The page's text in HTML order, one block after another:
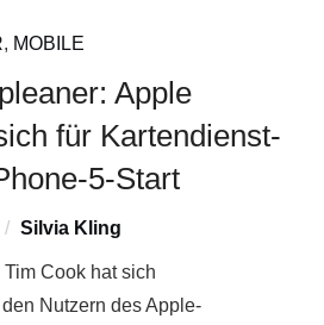
, MOBILE
Apple
für Kartendienst-
5-Start
Silvia Kling
Cook hat sich
Nutzern des Apple-